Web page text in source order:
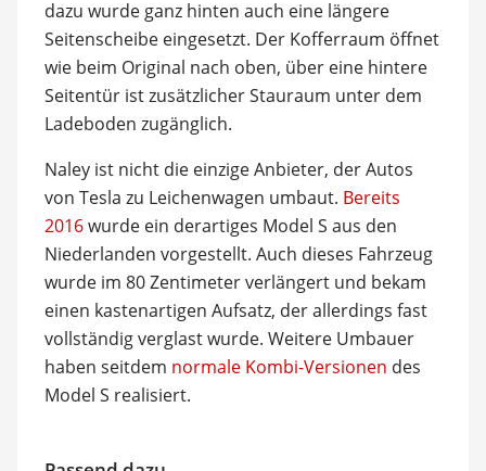
dazu wurde ganz hinten auch eine längere
Seitenscheibe eingesetzt. Der Kofferraum öffnet
wie beim Original nach oben, über eine hintere
Seitentür ist zusätzlicher Stauraum unter dem
Ladeboden zugänglich.
Naley ist nicht die einzige Anbieter, der Autos
von Tesla zu Leichenwagen umbaut. Bereits
2016wurde ein derartiges Model S aus den
Niederlanden vorgestellt. Auch dieses Fahrzeug
wurde im 80 Zentimeter verlängert und bekam
einen kastenartigen Aufsatz, der allerdings fast
vollständig verglast wurde. Weitere Umbauer
haben seitdem normale Kombi-Versionen des
Model S realisiert.